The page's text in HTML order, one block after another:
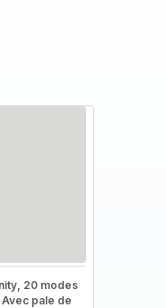
20 modes
pale de